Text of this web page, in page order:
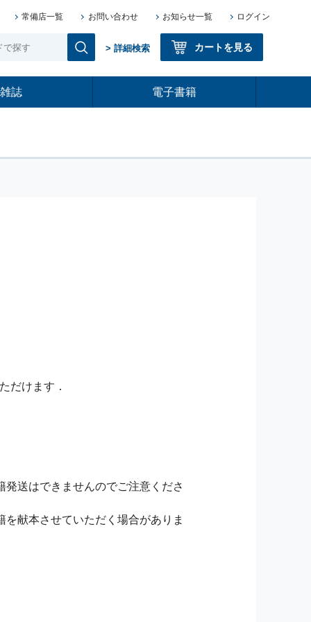
常備店一覧 お問い合わせ お知らせ一覧 ログイン
> 詳細検索 カートを見る
雑誌 電子書籍
だけます．
送はできませんのでご注意くださ
献本させていただく場合がありま